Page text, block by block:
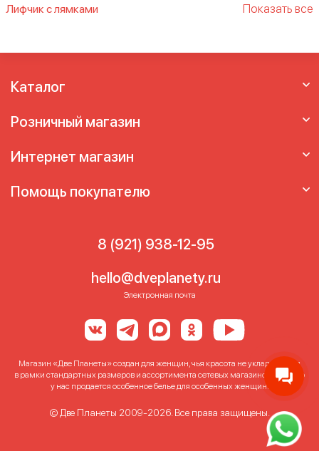
Лифчик с лямками
больших размеров чашки
больших размеров
Женский бюстгальтер
Лифчик большого размера
Показать все
Каталог
Розничный магазин
Интернет магазин
Помощь покупателю
8 (921) 938-12-95
hello@dveplanety.ru
Электронная почта
Магазин «Две Планеты» создан для женщин, чья красота не укладывается
в рамки стандартных размеров и ассортимента сетевых магазинов. Именно
у нас продается особенное белье для особенных женщин!
© Две Планеты 2009-2026. Все права защищены.